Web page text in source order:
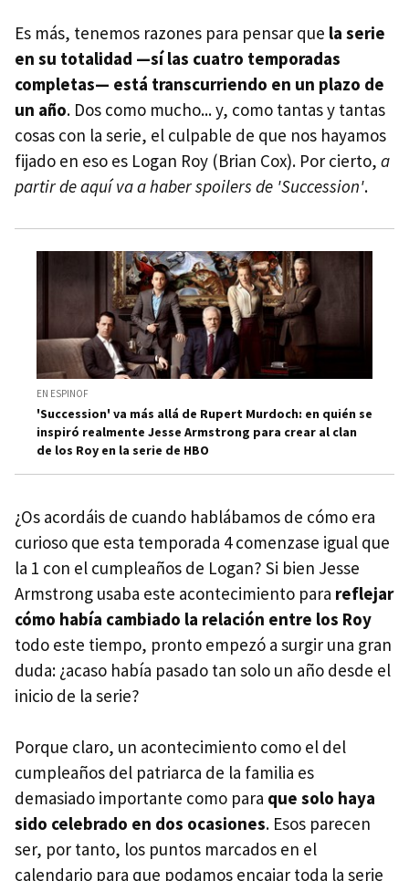
Es más, tenemos razones para pensar que la serie
en su totalidad —sí las cuatro temporadas
completas— está transcurriendo en un plazo de
un año. Dos como mucho... y, como tantas y tantas
cosas con la serie, el culpable de que nos hayamos
fijado en eso es Logan Roy (Brian Cox). Por cierto, a
partir de aquí va a haber spoilers de 'Succession'.
EN ESPINOF
'Succession' va más allá de Rupert Murdoch: en quién se
inspiró realmente Jesse Armstrong para crear al clan
de los Roy en la serie de HBO
¿Os acordáis de cuando hablábamos de cómo era
curioso que esta temporada 4 comenzase igual que
la 1 con el cumpleaños de Logan? Si bien Jesse
Armstrong usaba este acontecimiento para reflejar
cómo había cambiado la relación entre los Roy
todo este tiempo, pronto empezó a surgir una gran
duda: ¿acaso había pasado tan solo un año desde el
inicio de la serie?
Porque claro, un acontecimiento como el del
cumpleaños del patriarca de la familia es
demasiado importante como para que solo haya
sido celebrado en dos ocasiones. Esos parecen
ser, por tanto, los puntos marcados en el
calendario para que podamos encajar toda la serie